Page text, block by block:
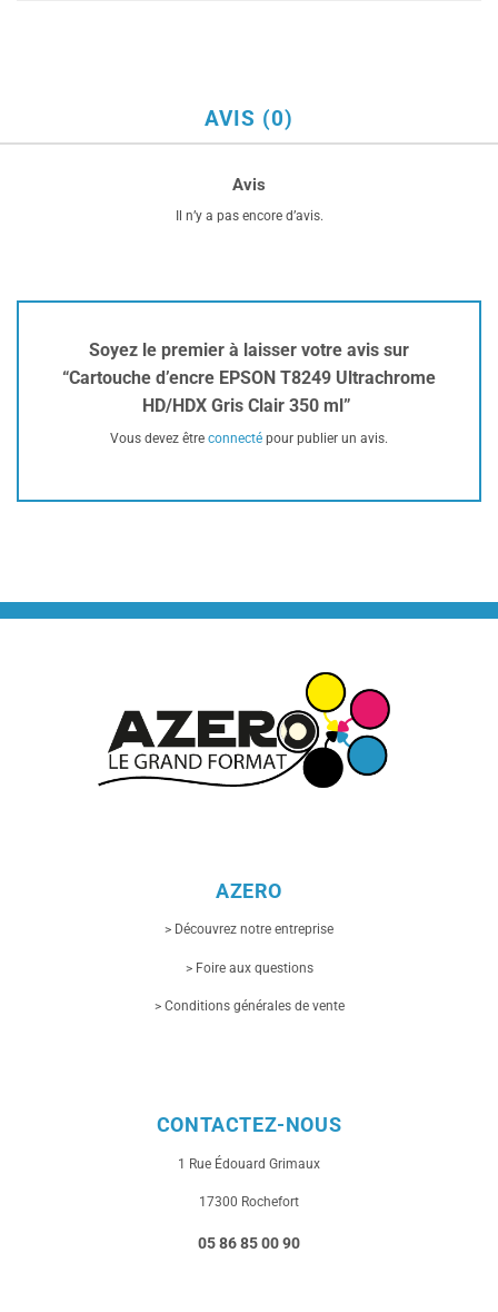
AVIS (0)
Avis
Il n’y a pas encore d’avis.
Soyez le premier à laisser votre avis sur
“Cartouche d’encre EPSON T8249 Ultrachrome
HD/HDX Gris Clair 350 ml”
Vous devez être connecté pour publier un avis.
AZERO
> Découvrez notre entreprise
> Foire aux questions
> Conditions générales de vente
CONTACTEZ-NOUS
1 Rue Édouard Grimaux
17300 Rochefort
05 86 85 00 90